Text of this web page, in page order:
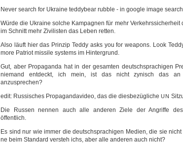
Never search for Ukrai­ne ted­dy­be­ar rub­ble - in goog­le image
Wür­de die Ukrai­ne sol­che Kam­pa­gnen für mehr Ver­kehrs­si­cher­heit
im Schnitt mehr Zivi­lis­ten das Leben retten.
Also läuft hier das Prin­zip Ted­dy asks you for wea­pons. Look
more Patri­ot mis­si­le sys­tems im Hintergrund.
Gut, aber Pro­pa­gan­da hat in der gesam­ten deutsch­spra­chi­gen
nie­mand ent­deckt, ich mein, ist das nicht zynisch das an
anzusprechen?
edit: Rus­si­sches Pro­pa­gan­da­vi­deo, das die dies­be­züg­li­che UN
Die Rus­sen nen­nen auch alle ande­ren Zie­le der Angrif­fe
öffentlich.
Es sind nur wie immer die deutsch­spra­chi­gen Medi­en, die sie
ne beim Stan­dard ver­steh ichs, aber alle ande­ren auch nicht?